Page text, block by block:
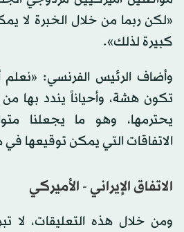
«لكن ربما من خلال الخبرة لا
كبيرة لذلك».
وأضاف الرئيس الفرنسي: «نعلم
تكون هشة، وأحياناً يندد بها
يحترمها، وهو ما يجعلنا
الاتفاقات التي يمكن توقيعها في
الاتفاق الإيراني - الأميركي
ومن خلال هذه التعليقات، لا